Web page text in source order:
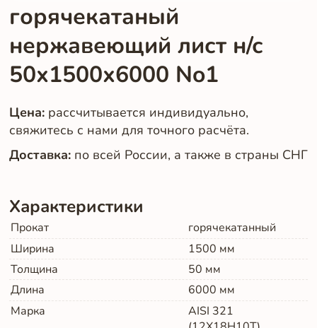
горячекатаный
нержавеющий лист н/с
50х1500х6000 No1
Цена: рассчитывается индивидуально,
свяжитесь с нами для точного расчёта.
Доставка: по всей России, а также в страны СНГ
Характеристики
Прокат
горячекатанный
Ширина
1500 мм
Толщина
50 мм
Длина
6000 мм
Марка
AISI 321